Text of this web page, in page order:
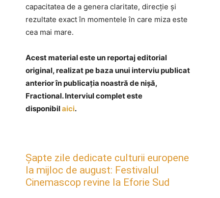
capacitatea de a genera claritate, direcție și
rezultate exact în momentele în care miza este
cea mai mare.
Acest material este un reportaj editorial
original, realizat pe baza unui interviu publicat
anterior în publicația noastră de nișă,
Fractional. Interviul complet este
disponibilaici.
Șapte zile dedicate culturii europene
la mijloc de august: Festivalul
Cinemascop revine la Eforie Sud